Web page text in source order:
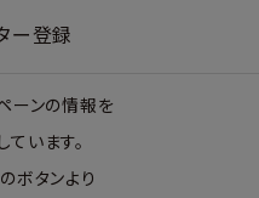
ー登録
ーンの情報を
います。
ボタンより